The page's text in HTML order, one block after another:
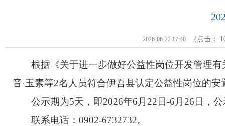
2026-06-22 17:40 (点击：
根据《关于进一步做好公益性岗位开发管理
音·玉素等2名人员符合伊吾县认定公益性岗位的安
公示期为5天，即2026年6 月 22 日-6 月 26 日，
联系电话：0902-6732732。